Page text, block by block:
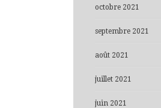
octobre 2021
septembre 2021
août 2021
juillet 2021
juin 2021